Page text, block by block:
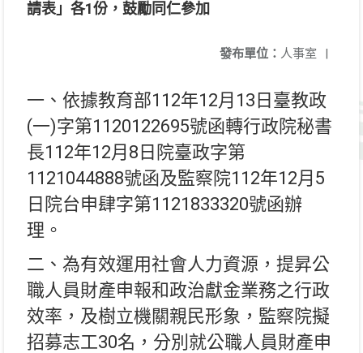
請表」各1份，鼓勵同仁參加
發布單位： 人事室 |
一、依據教育部112年12月13日臺教政
(一)字第1120122695號函轉行政院秘書
長112年12月8日院臺政字第
1121044888號函及監察院112年12月5
日院台申肆字第1121833320號函辦
理。
二、為有效運用社會人力資源，提昇公
職人員財產申報和政治獻金業務之行政
效率，及樹立機關親民形象，監察院擬
招募志工30名，分別就公職人員財產申